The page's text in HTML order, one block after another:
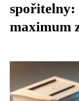
maximum